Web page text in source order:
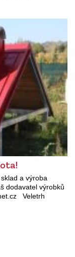
a výroba
dodavatel výrobků
Veletrh